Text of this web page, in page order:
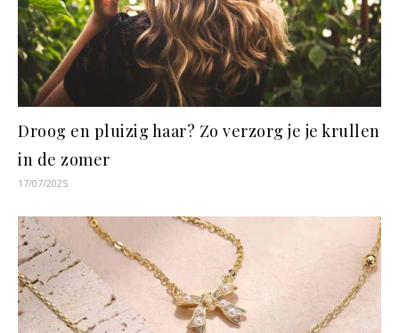
Droog en pluizig haar? Zo verzorg je je krullen
in de zomer
17/07/2025